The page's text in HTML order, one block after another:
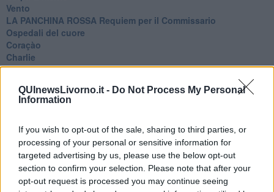
QUInewsLivorno.it - Do Not Process My Personal
Information
If you wish to opt-out of the sale, sharing to third parties, or
processing of your personal or sensitive information for
targeted advertising by us, please use the below opt-out
section to confirm your selection. Please note that after your
opt-out request is processed you may continue seeing
Vento
​LA PANCHINA ROSSA Requiem per il Commissario
Ospedali del cuore
Coraçào
Charlie
Il telefono del vento
Poeta
​La colpa - Memorie del commissario
Gracias a la vida
Somnium
Fly me to the moon
Hop!
O sonho de um prisioneiro